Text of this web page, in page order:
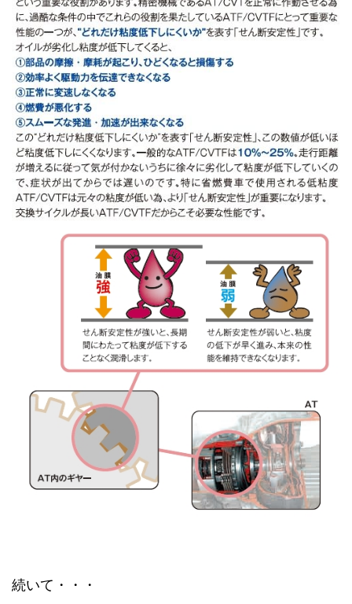
続いて・・・